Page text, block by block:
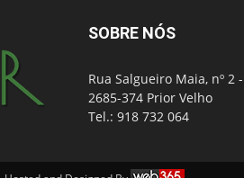
SOBRE NÓS
Rua Salgueiro Maia, nº 2
2685-374 Prior Velho
Tel.: 918 732 064